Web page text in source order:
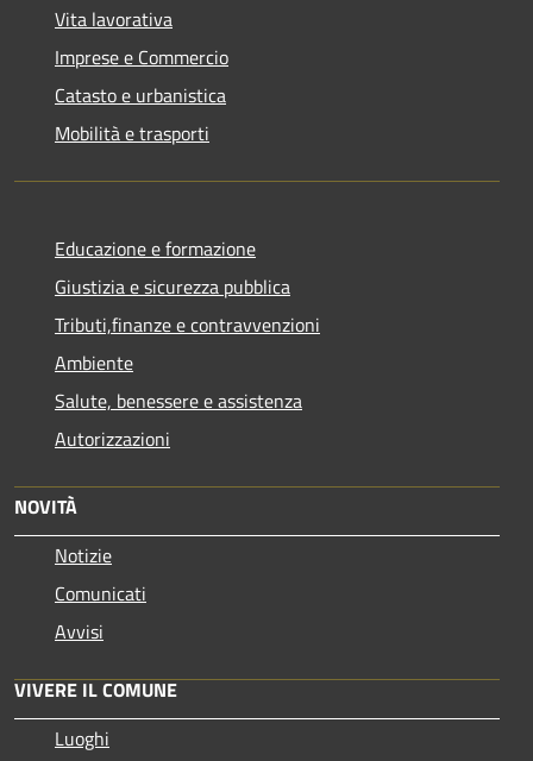
Vita lavorativa
Imprese e Commercio
Catasto e urbanistica
Mobilità e trasporti
Educazione e formazione
Giustizia e sicurezza pubblica
Tributi,finanze e contravvenzioni
Ambiente
Salute, benessere e assistenza
Autorizzazioni
NOVITÀ
Notizie
Comunicati
Avvisi
VIVERE IL COMUNE
Luoghi